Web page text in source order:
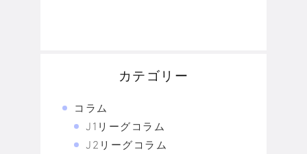
カテゴリー
コラム
J1リーグコラム
J2リーグコラム